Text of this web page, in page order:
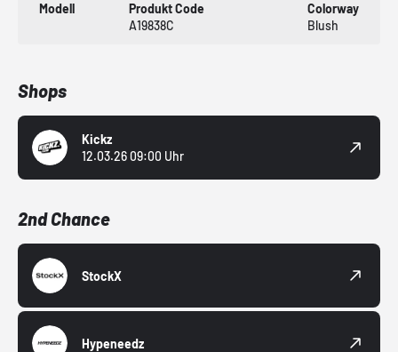
Modell
Produkt Code
A19838C
Colorway
Blush
Shops
Kickz
12.03.26 09:00 Uhr
2nd Chance
StockX
Hypeneedz